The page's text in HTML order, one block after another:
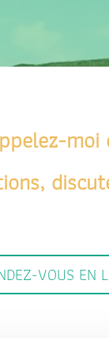
moi
VOUS EN